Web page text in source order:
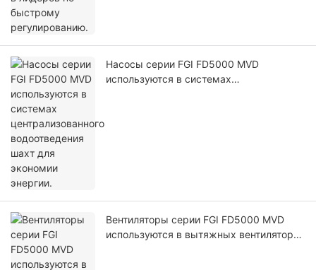
Насосы серии FGI FD5000 MVD
используются в системах
Вентиляторы серии FGI FD5000 MVD
используются в вытяжных вентиляторах